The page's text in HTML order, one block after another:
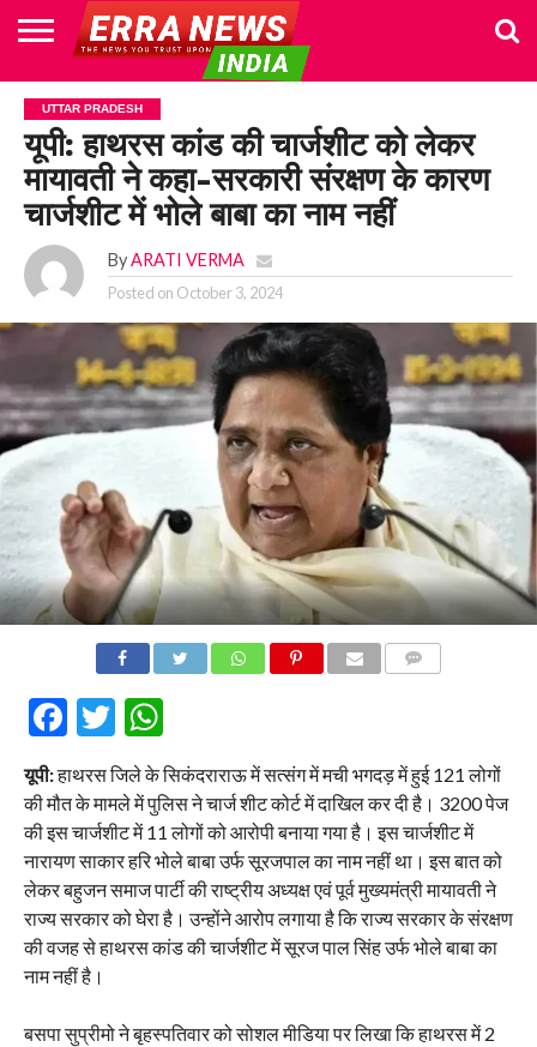
HOME
POLITICS
NEWS
BUSINESS
CULTURE
NATIONAL
SPORTS
LIFESTYLE
TRAVEL
OPINION
BREAKING
NEWS
ENTERTAINMENT
WORLD
CRIME
JOIN
US
UTTAR PRADESH
यूपी: हाथरस कांड की चार्जशीट को लेकर
मायावती ने कहा-सरकारी संरक्षण के कारण
चार्जशीट में भोले बाबा का नाम नहीं
By ARATI VERMA
Posted on October 3, 2024
Facebook
Twitter
WhatsApp
यूपी:हाथरस जिले के सिकंदराराऊ में सत्संग में मची भगदड़ में हुई 121 लोगों
की मौत के मामले में पुलिस ने चार्ज शीट कोर्ट में दाखिल कर दी है। 3200 पेज
की इस चार्जशीट में 11 लोगों को आरोपी बनाया गया है। इस चार्जशीट में
नारायण साकार हरि भोले बाबा उर्फ सूरजपाल का नाम नहीं था। इस बात को
लेकर बहुजन समाज पार्टी की राष्ट्रीय अध्यक्ष एवं पूर्व मुख्यमंत्री मायावती ने
राज्य सरकार को घेरा है। उन्होंने आरोप लगाया है कि राज्य सरकार के संरक्षण
की वजह से हाथरस कांड की चार्जशीट में सूरज पाल सिंह उर्फ भोले बाबा का
नाम नहीं है।
बसपा सुप्रीमो ने बृहस्पतिवार को सोशल मीडिया पर लिखा कि हाथरस में 2